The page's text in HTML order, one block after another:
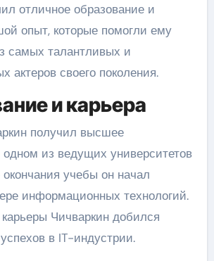
отличное образование и
опыт, которые помогли ему
самых талантливых и
актеров своего поколения.
и карьера
получил высшее
одном из ведущих университетов
учебы он начал
информационных технологий.
Чичваркин добился
в IT-индустрии.